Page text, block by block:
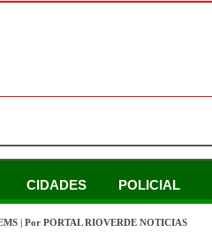
CIDADES POLICIAL
| Por PORTAL RIOVERDE NOTICIAS